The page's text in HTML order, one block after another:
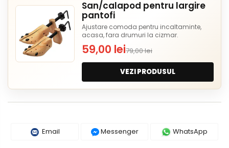
San/calapod pentru largire
pantofi
Ajustare comoda pentru incaltaminte,
acasa, fara drumuri la cizmar.
59,00 lei79,00 lei
VEZI PRODUSUL
Email Messenger WhatsApp